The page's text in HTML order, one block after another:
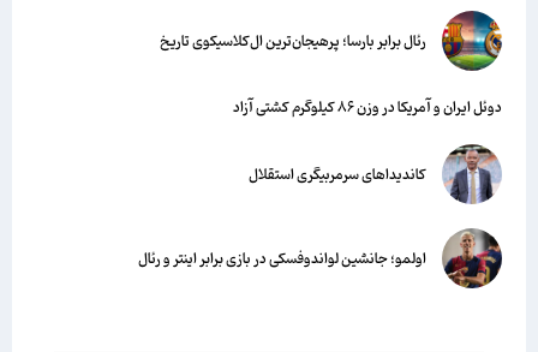
رئال برابر بارسا؛ پرهیجان‌‌ترین ال‌کلاسیکوی تاریخ
دوئل ایران و آمریکا در وزن ۸۶ کیلوگرم کشتی آزاد
کاندیداهای سرمربیگری استقلال
اولمو؛ جانشین لواندوفسکی در بازی برابر اینتر و رئال